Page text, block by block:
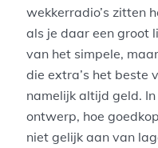
wekkerradio’s zitten
als je daar een groot
van het simpele,
die extra’s het beste
namelijk altijd geld.
ontwerp, hoe
niet gelijk aan van